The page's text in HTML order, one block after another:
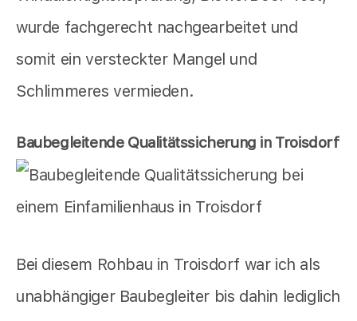
wurde fachgerecht nachgearbeitet und
somit ein versteckter Mangel und
Schlimmeres vermieden.
Baubegleitende Qualitätssicherung in Troisdorf
Bei diesem Rohbau in Troisdorf war ich als
unabhängiger Baubegleiter bis dahin lediglich